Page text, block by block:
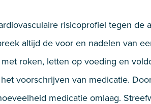
risicoprofiel tegen
altijd de voor en nadelen van
met roken, letten op voeding en
voorschrijven van medicatie.
medicatie omlaag.